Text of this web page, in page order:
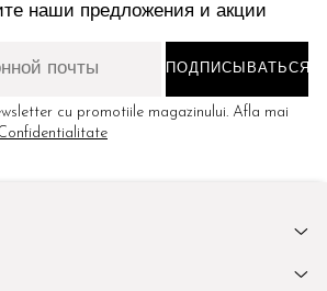
наши предложения и акции
cu promotiile magazinului. Afla mai